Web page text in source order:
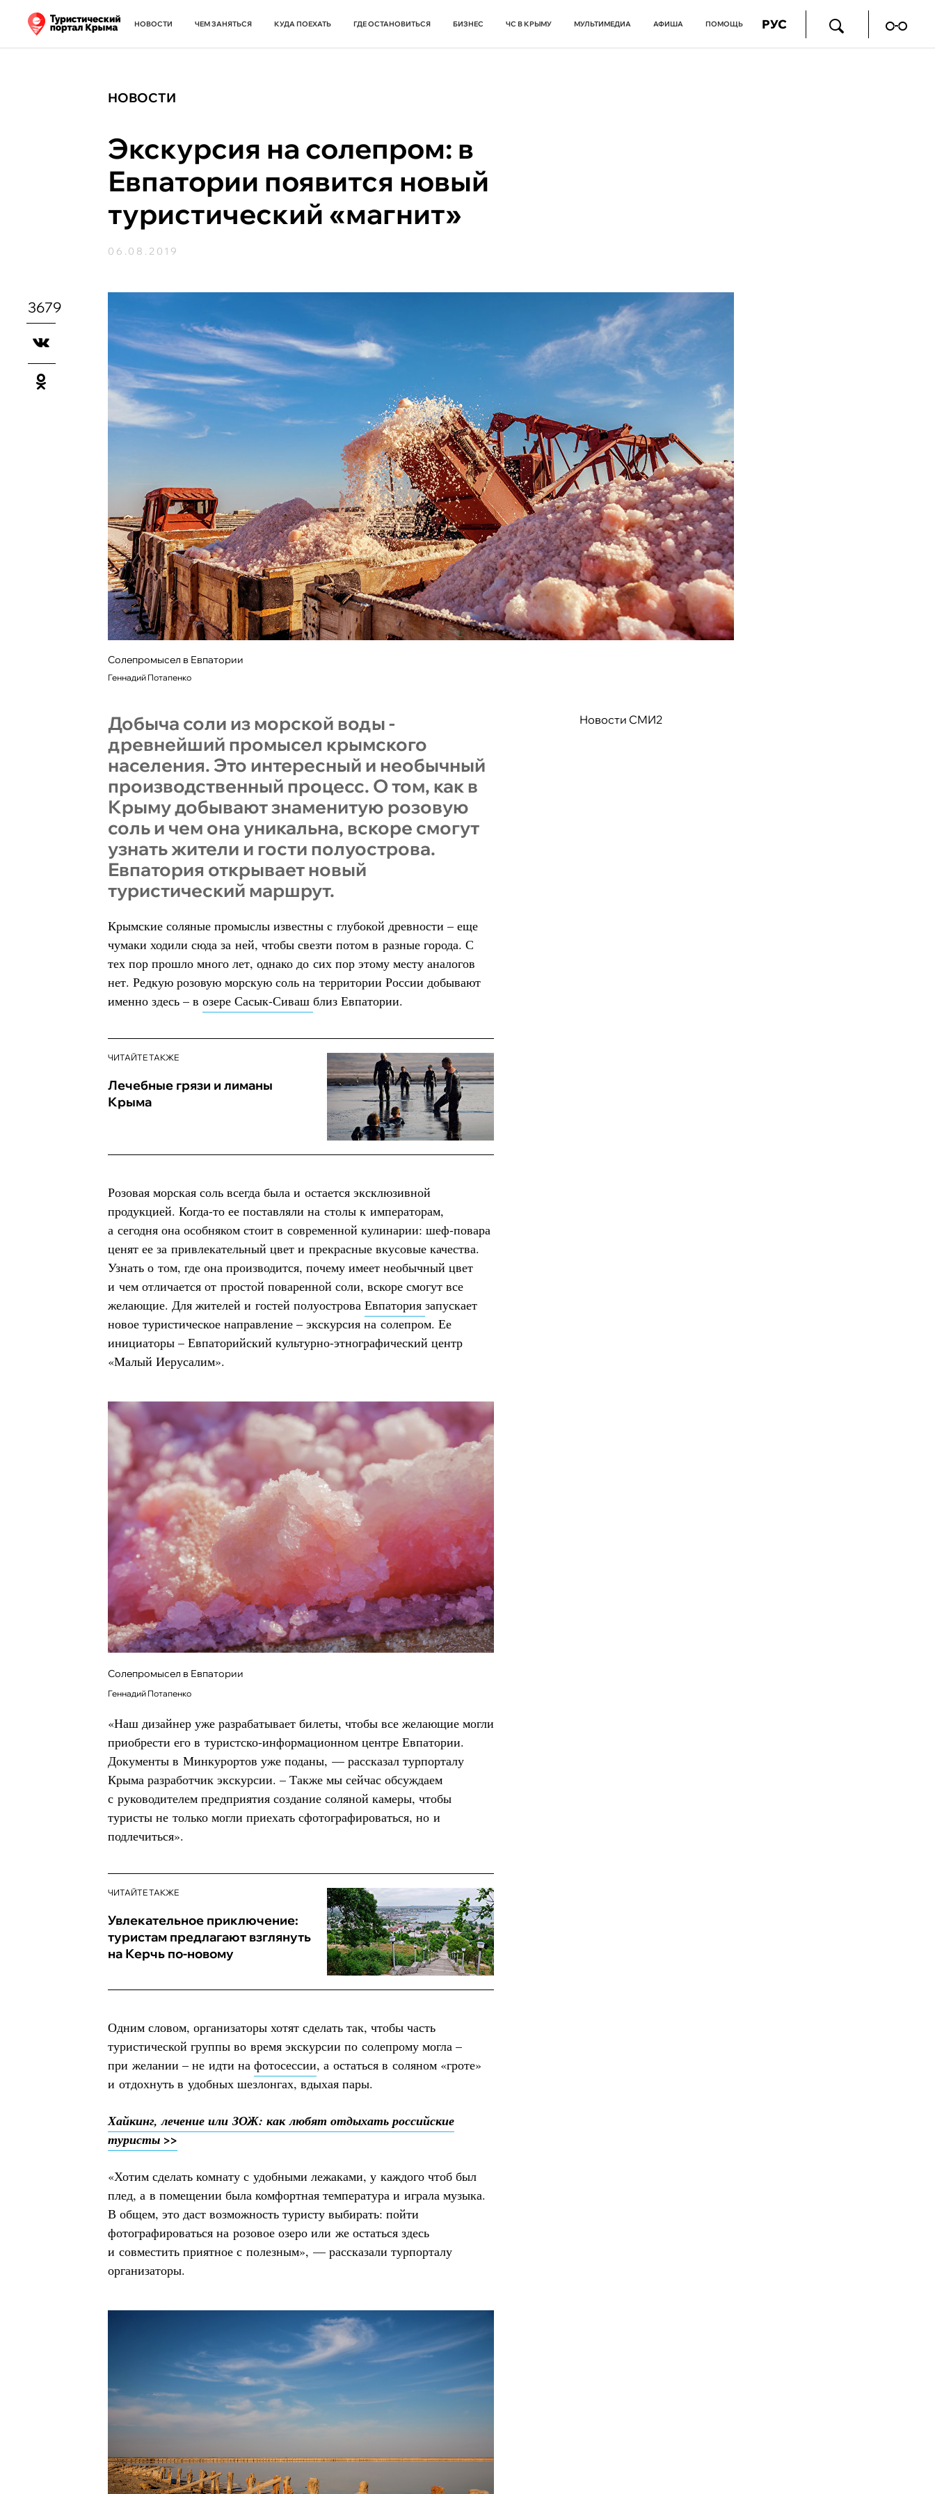
НОВОСТИ ЧЕМ ЗАНЯТЬСЯ КУДА ПОЕХАТЬ ГДЕ ОСТАНОВИТЬСЯ БИЗНЕС ЧС В КРЫМУ МУЛЬТИМЕДИА АФИША ПОМОЩЬ РУС
НОВОСТИ
Экскурсия на солепром: в
Евпатории появится новый
туристический «магнит»
06.08.2019
3679
Солепромысел в Евпатории
Геннадий Потапенко
Новости СМИ2
Добыча соли из морской воды -
древнейший промысел крымского
населения. Это интересный и необычный
производственный процесс. О том, как в
Крыму добывают знаменитую розовую
соль и чем она уникальна, вскоре смогут
узнать жители и гости полуострова.
Евпатория открывает новый
туристический маршрут.
Крымские соляные промыслы известны с глубокой древности – еще
чумаки ходили сюда за ней, чтобы свезти потом в разные города. С
тех пор прошло много лет, однако до сих пор этому месту аналогов
нет. Редкую розовую морскую соль на территории России добывают
именно здесь – в озере Сасык-Сиваш близ Евпатории.
ЧИТАЙТЕ ТАКЖЕ
Лечебные грязи и лиманы
Крыма
Розовая морская соль всегда была и остается эксклюзивной
продукцией. Когда-то ее поставляли на столы к императорам,
а сегодня она особняком стоит в современной кулинарии: шеф-повара
ценят ее за привлекательный цвет и прекрасные вкусовые качества.
Узнать о том, где она производится, почему имеет необычный цвет
и чем отличается от простой поваренной соли, вскоре смогут все
желающие. Для жителей и гостей полуострова Евпатория запускает
новое туристическое направление – экскурсия на солепром. Ее
инициаторы – Евпаторийский культурно-этнографический центр
«Малый Иерусалим».
Солепромысел в Евпатории
Геннадий Потапенко
«Наш дизайнер уже разрабатывает билеты, чтобы все желающие могли
приобрести его в туристско-информационном центре Евпатории.
Документы в Минкурортов уже поданы, — рассказал турпорталу
Крыма разработчик экскурсии. – Также мы сейчас обсуждаем
с руководителем предприятия создание соляной камеры, чтобы
туристы не только могли приехать сфотографироваться, но и
подлечиться».
ЧИТАЙТЕ ТАКЖЕ
Увлекательное приключение:
туристам предлагают взглянуть
на Керчь по-новому
Одним словом, организаторы хотят сделать так, чтобы часть
туристической группы во время экскурсии по солепрому могла –
при желании – не идти на фотосессии, а остаться в соляном «гроте»
и отдохнуть в удобных шезлонгах, вдыхая пары.
Хайкинг, лечение или ЗОЖ: как любят отдыхать российские
туристы >>
«Хотим сделать комнату с удобными лежаками, у каждого чтоб был
плед, а в помещении была комфортная температура и играла музыка.
В общем, это даст возможность туристу выбирать: пойти
фотографироваться на розовое озеро или же остаться здесь
и совместить приятное с полезным», — рассказали турпорталу
организаторы.